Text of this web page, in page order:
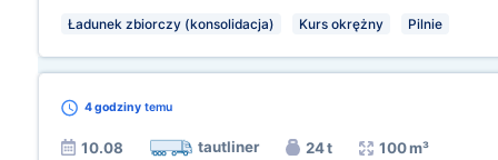
Ładunek zbiorczy (konsolidacja) Kurs okrężny Pilnie
4 godziny temu
10.08 tautliner 24 t 100 m³